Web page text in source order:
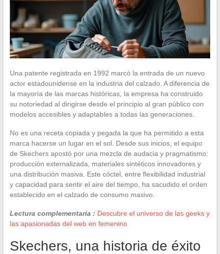
Una patente registrada en 1992 marcó la entrada de un nuevo
actor estadounidense en la industria del calzado. A diferencia de
la mayoría de las marcas históricas, la empresa ha construido
su notoriedad al dirigirse desde el principio al gran público con
modelos accesibles y adaptables a todas las generaciones.
No es una receta copiada y pegada la que ha permitido a esta
marca hacerse un lugar en el sol. Desde sus inicios, el equipo
de Skechers apostó por una mezcla de audacia y pragmatismo:
producción externalizada, materiales sintéticos innovadores y
una distribución masiva. Este cóctel, entre flexibilidad industrial
y capacidad para sentir el aire del tiempo, ha sacudido el orden
establecido en el calzado de consumo masivo.
Lectura complementaria : Descubre el universo de las geeks y
las apasionadas del web en femenino
Skechers, una historia de éxito